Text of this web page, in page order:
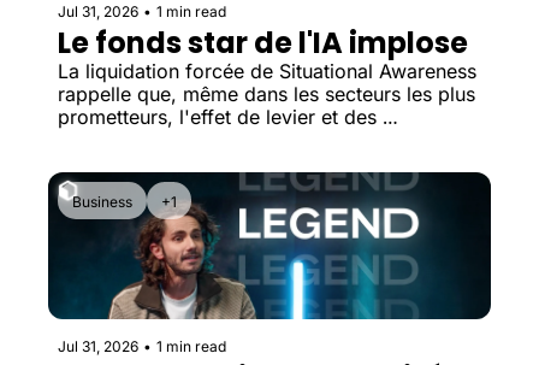
Jul 31, 2026 • 1 min read
Le fonds star de l'IA implose
La liquidation forcée de Situational Awareness
rappelle que, même dans les secteurs les plus
prometteurs, l'effet de levier et des
Business +1
Jul 31, 2026 • 1 min read